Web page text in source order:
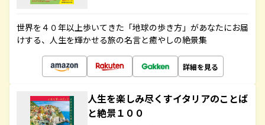
世界を４０年以上歩いてきた「地球の歩き方」があなたにお届
けする、人生を輝かせる旅の名言と癒やしの絶景集
詳細を見る
人生を楽しみ尽くすイタリアのことば
と絶景１００